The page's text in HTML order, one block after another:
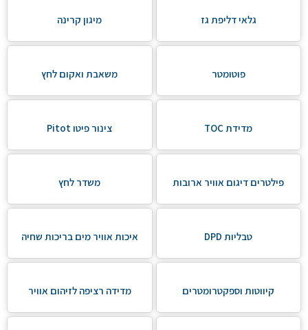
גלאי דליפת גז מיגון קרינה
פוטומטר משאבת ואקום לחץ
מדידת TOC צינור פיטו Pitot
פילטרים דיגום אוויר ארובות משדר לחץ
טבליות DPD איכות אוויר מים בריכות שחיה
קיווטות וספקטרומטרים מדידה רציפה לזיהום אוויר